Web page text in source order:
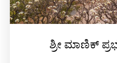
ಶ್ರೀ ಮಾಣಿಕ್